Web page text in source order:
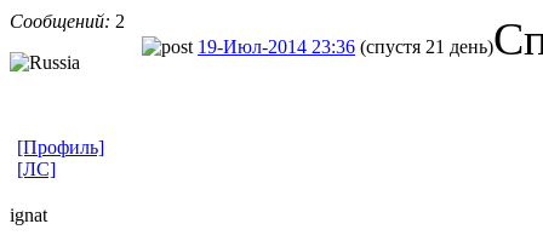
Сообщений: 2
19-Июл-2014 23:36 (спустя 21 день)
[Профиль]
[ЛС]
ignat